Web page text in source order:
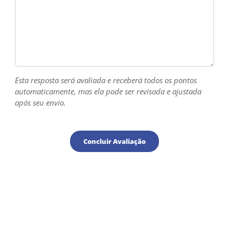
Esta resposta será avaliada e receberá todos os pontos
automaticamente, mas ela pode ser revisada e ajustada
após seu envio.